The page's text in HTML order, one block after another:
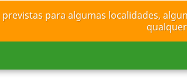
para algumas localidades,